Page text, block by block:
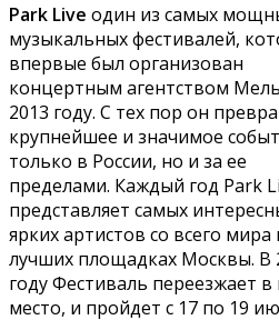
Park Live один из самых
музыкальных фестивалей,
впервые был организован
концертным агентством
2013 году. С тех пор он
крупнейшее и значимое
только в России, но и за ее
пределами. Каждый год Park
представляет самых
ярких артистов со всего мира
лучших площадках Москвы. В
году Фестиваль переезжает в
место, и пройдет с 17 по 19